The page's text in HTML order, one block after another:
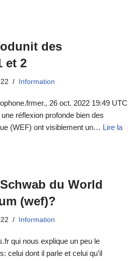
des
et 2
Information
26 oct. 2022 19:49 UTC
réflexion profonde bien des
(WEF) ont visiblement un… Lire la
du World
(wef)?
Information
qui nous explique un peu le
celui dont il parle et celui qu’il